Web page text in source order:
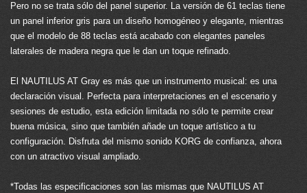
Pero no se trata sólo del panel superior. La versión de 61 teclas tiene
un panel inferior gris para un diseño homogéneo y elegante, mientras
que el modelo de 88 teclas está acabado con elegantes paneles
laterales de madera negra que le dan un toque refinado.
El NAUTILUS AT Gray es más que un instrumento musical: es una
declaración visual. Perfecta para interpretaciones en el escenario y
sesiones de estudio, esta edición limitada no sólo te permite crear
buena música, sino que también añade un toque artístico a tu
configuración. Disfruta del mismo sonido KORG de confianza, ahora
con un atractivo visual ampliado.
*Todas las especificaciones son las mismas que NAUTILUS AT